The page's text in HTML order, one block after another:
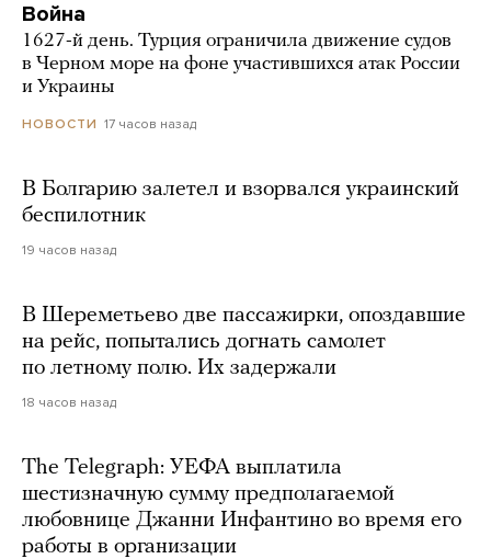
Война
1627-й день. Турция ограничила движение судов
в Черном море на фоне участившихся атак России
и Украины
НОВОСТИ 17 часов назад
В Болгарию залетел и взорвался украинский
беспилотник
19 часов назад
В Шереметьево две пассажирки, опоздавшие
на рейс, попытались догнать самолет
по летному полю. Их задержали
18 часов назад
The Telegraph: УЕФА выплатила
шестизначную сумму предполагаемой
любовнице Джанни Инфантино во время его
работы в организации